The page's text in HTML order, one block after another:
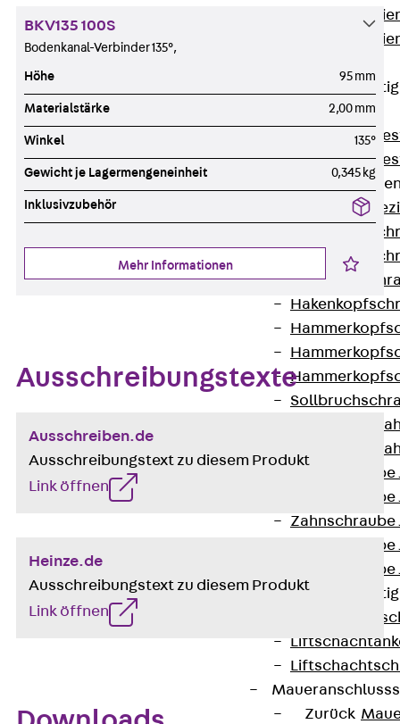
Zurück
Zurück
Zahnschraube
Zahnschraube
Zahnschraube
Zahnschraube
Zahnschraube
Zurück
BKV135 100S
Bodenkanal-Verbinder 135°,
Höhe 95 mm
Materialstärke 2,00 mm
Winkel 135°
Gewicht je Lagermengeneinheit 0,345 kg
Inklusivzubehör
Mehr Informationen
Ausschreibungstexte
Ausschreiben.de
Ausschreibungstext zu diesem Produkt
Link öffnen
Heinze.de
Ausschreibungstext zu diesem Produkt
Link öffnen